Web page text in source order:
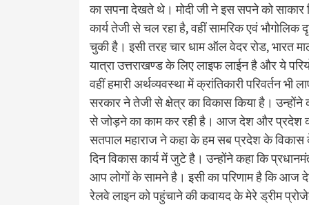
का सपना देखते थे। मोदी जी ने इस सपने को
कार्य तेजी से चल रहा है, वहीं सामरिक एवं भौगोलिक
चुकी है। इसी तरह चार धाम ऑल वेदर रोड, भारत
यात्रा उत्तराखण्ड के लिए लाइफ लाईन है और ये
वहीं हमारी अर्थव्यवस्था में क्रांतिकारी परिवर्तन भी
सरकार ने तेजी से क्षेत्र का विकास किया है।
से जोड़ने का काम कर रही है। आज देश और प्रदेश
सतपाल महाराज ने कहा के हम सब प्रदेश के
दिन विकास कार्य में जुटे है। उन्होंने कहा कि
आप लोगों के सामने है। इसी का परिणाम है कि आज
रेलवे लाइन को पहुंचाने की कवायद के मेरे ड्रीम